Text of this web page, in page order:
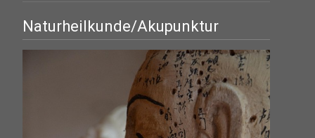
Naturheilkunde/Akupunktur